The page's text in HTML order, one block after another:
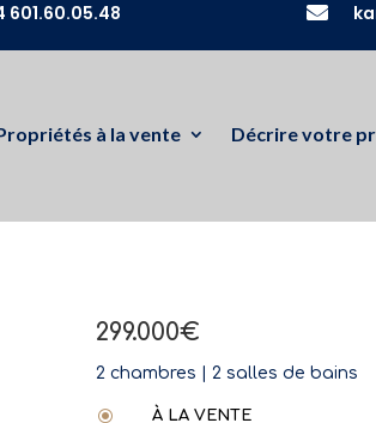
601.60.05.48 
à la vente Décrire votre
299.000€
2 chambres | 2 salles de bains
\ À LA VENTE